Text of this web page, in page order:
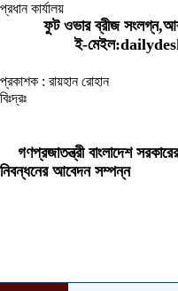
প্রধান কার্যালয়
ফুট ওভার ব্রীজ
ই-
প্রকাশক : রায়হান রোহান
বিঃদ্রঃ
গণপ্রজাতন্ত্রী বাংলাদেশ
নিবন্ধনের আবেদন সম্পন্ন